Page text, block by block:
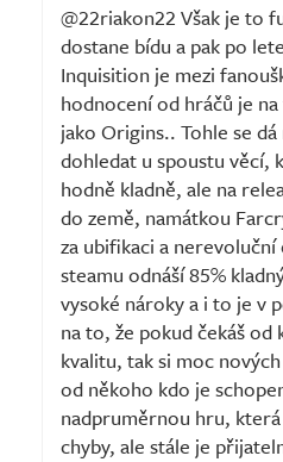
@22riakon22 Však je to
dostane bídu a pak po
Inquisition je mezi
hodnocení od hráčů je
jako Origins.. Tohle se
dohledat u spoustu věcí,
hodně kladně, ale na
do země, namátkou
za ubifikaci a nerevoluční
steamu odnáší 85%
vysoké nároky a i to je v
na to, že pokud čekáš
kvalitu, tak si moc
od někoho kdo je
nadpruměrnou hru,
chyby, ale stále je